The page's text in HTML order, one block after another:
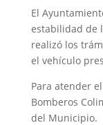
El
estabilidad de
realizó los
el vehículo
Para atender
Bomberos
del Municipio.